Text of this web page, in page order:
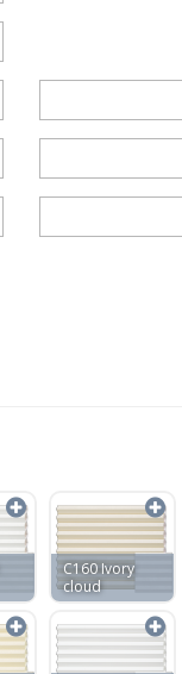
C160 Ivory
cloud